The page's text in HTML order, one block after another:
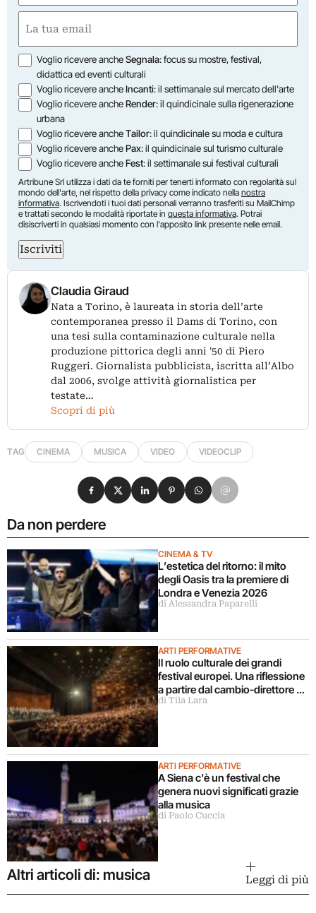
Nome
(Obbligatorio)
Opzioni
Voglio ricevere ancheSegnala: focus su mostre, festival,
didattica ed eventi culturali
Voglio ricevere ancheIncanti: il settimanale sul mercato dell'arte
Voglio ricevere ancheRender: il quindicinale sulla rigenerazione
urbana
Voglio ricevere ancheTailor: il quindicinale su moda e cultura
Voglio ricevere anchePax: il quindicinale sul turismo culturale
Voglio ricevere ancheFest: il settimanale sui festival culturali
Artribune Srl utilizza i dati da te forniti per tenerti informato con regolarità sul
mondo dell'arte, nel rispetto della privacy come indicato nella nostra
informativa. Iscrivendoti i tuoi dati personali verranno trasferiti su MailChimp
e trattati secondo le modalità riportate in questa informativa. Potrai
disiscriverti in qualsiasi momento con l'apposito link presente nelle email.
Iscriviti
Claudia Giraud
Nata a Torino, è laureata in storia dell’arte
contemporanea presso il Dams di Torino, con
una tesi sulla contaminazione culturale nella
produzione pittorica degli anni '50 di Piero
Ruggeri. Giornalista pubblicista, iscritta all’Albo
dal 2006, svolge attività giornalistica per
testate…
Scopri di più
TAG CINEMA MUSICA VIDEO VIDEOCLIP
Da non perdere
CINEMA & TV
L’estetica del ritorno: il mito
degli Oasis tra la premiere di
Londra e Venezia 2026
di Alessandra Paparelli
ARTI PERFORMATIVE
Il ruolo culturale dei grandi
festival europei. Una riflessione
a partire dal cambio-direttore a
Salisburgo
di Tila Lara
ARTI PERFORMATIVE
A Siena c’è un festival che
genera nuovi significati grazie
alla musica
di Paolo Cuccia
Condividi su Facebook
Condividi su X
Condividi su LinkedIn
Condividi su Pinterest
Condividi su WhatsApp
Condividi su Email
Altri articoli di: musica Leggi di più